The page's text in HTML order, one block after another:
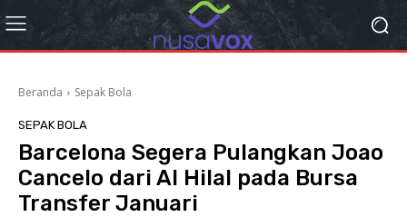
Beranda Sepak Bola
SEPAK BOLA
Barcelona Segera Pulangkan Joao
Cancelo dari Al Hilal pada Bursa
Transfer Januari